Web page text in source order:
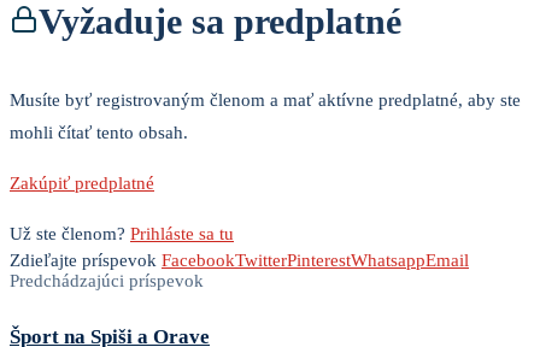
Vyžaduje sa predplatné
Musíte byť registrovaným členom a mať aktívne predplatné, aby ste
mohli čítať tento obsah.
Zakúpiť predplatné
Už ste členom? Prihláste sa tu
Zdieľajte príspevok FacebookTwitterPinterestWhatsappEmail
Predchádzajúci príspevok
Šport na Spiši a Orave